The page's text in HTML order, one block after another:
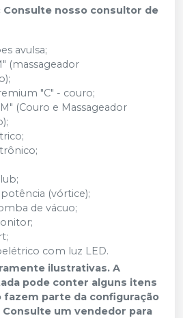
Consulte nosso consultor de
avulsa;
(massageador
"C" - couro;
(Couro e Massageador
(vórtice);
de vácuo;
com luz LED.
ilustrativas. A
pode conter alguns itens
fazem parte da configuração
um vendedor para